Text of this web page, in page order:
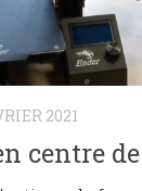
2021
centre